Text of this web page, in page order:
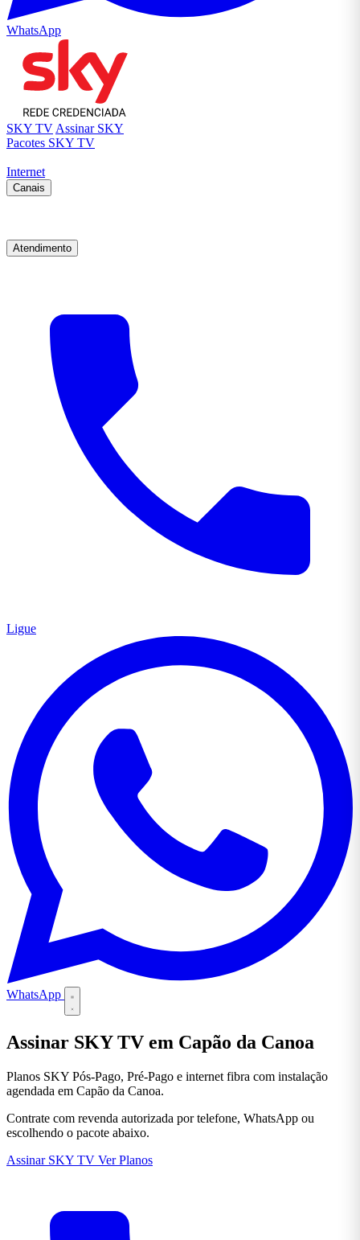
WhatsApp
SKY TV Assinar SKY
Pacotes SKY TV
Internet
Canais
Atendimento
Ligue
WhatsApp
Assinar SKY TV em Capão da Canoa
Planos SKY Pós-Pago, Pré-Pago e internet fibra com instalação
agendada em Capão da Canoa.
Contrate com revenda autorizada por telefone, WhatsApp ou
escolhendo o pacote abaixo.
Assinar SKY TV Ver Planos